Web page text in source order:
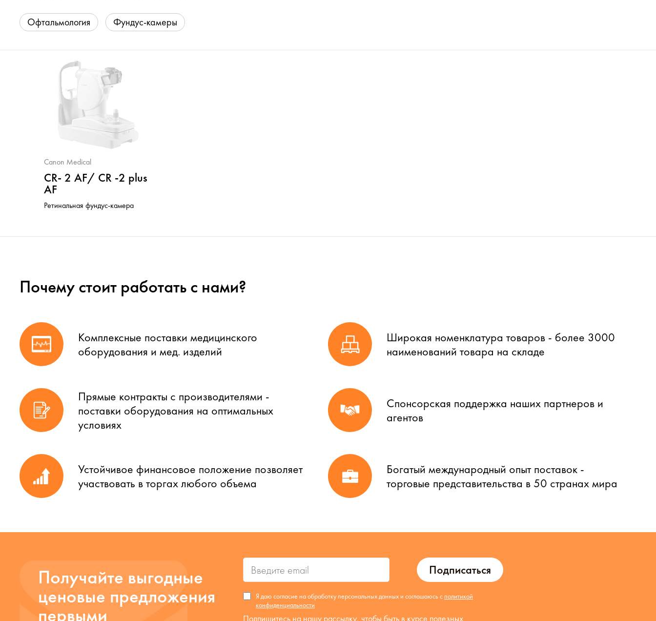
Офтальмология Фундус-камеры
Canon Medical
CR- 2 AF/ CR -2 plus
AF
Ретинальная фундус-камера
Почему стоит работать с нами?
Комплексные поставки медицинского
оборудования и мед. изделий
Прямые контракты с производителями -
поставки оборудования на оптимальных
условиях
Устойчивое финансовое положение позволяет
участвовать в торгах любого объема
Широкая номенклатура товаров - более 3000
наименований товара на складе
Спонсорская поддержка наших партнеров и
агентов
Богатый международный опыт поставок -
торговые представительства в 50 странах мира
Получайте выгодные
ценовые предложения
первыми
Подписаться
Я даю согласие на обработку персональных данных и соглашаюсь с политикой
конфиденциальности
Подпишитесь на нашу рассылку, чтобы быть в курсе полезных